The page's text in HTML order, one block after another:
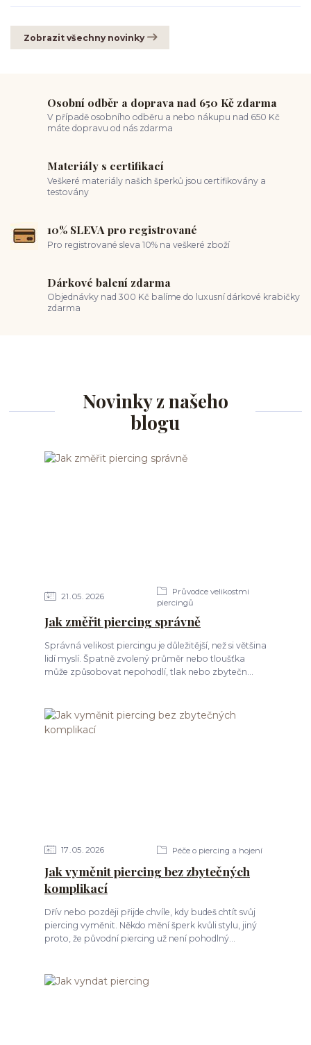
Zobrazit všechny novinky
Osobní odběr a doprava nad 650 Kč zdarma
V případě osobního odběru a nebo nákupu nad 650 Kč
máte dopravu od nás zdarma
Materiály s certifikací
Veškeré materiály našich šperků jsou certifikovány a
testovány
10% SLEVA pro registrované
Pro registrované sleva 10% na veškeré zboží
Dárkové balení zdarma
Objednávky nad 300 Kč balíme do luxusní dárkové krabičky
zdarma
Novinky z našeho
blogu
21 05 2026
Průvodce velikostmi
piercingů
Jak změřit piercing správně
Správná velikost piercingu je důležitější, než si většina
lidí myslí. Špatně zvolený průměr nebo tloušťka
může způsobovat nepohodlí, tlak nebo zbytečn...
17 05 2026 Péče o piercing a hojení
Jak vyměnit piercing bez zbytečných
komplikací
Dřív nebo později přijde chvíle, kdy budeš chtít svůj
piercing vyměnit. Někdo mění šperk kvůli stylu, jiný
proto, že původní piercing už není pohodlný...